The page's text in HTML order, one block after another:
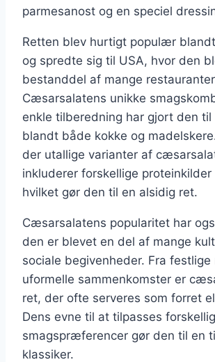
parmesanost og en speciel
Retten blev hurtigt populær
og spredte sig til USA, hvor den
bestanddel af mange
Cæsarsalatens unikke
enkle tilberedning har gjort den
blandt både kokke og
der utallige varianter af
inkluderer forskellige proteinkilder
hvilket gør den til en alsidig ret.
Cæsarsalatens popularitet har
den er blevet en del af mange
sociale begivenheder. Fra
uformelle sammenkomster er
ret, der ofte serveres som forret
Dens evne til at tilpasses
smagspræferencer gør den til en
klassiker.